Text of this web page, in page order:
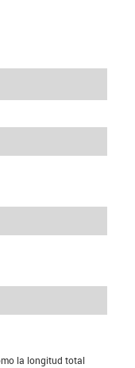
la longitud total